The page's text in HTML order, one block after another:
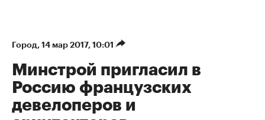
Город⁠, 14 мар 2017, 10:01
Минстрой пригласил в
Россию французских
девелоперов и